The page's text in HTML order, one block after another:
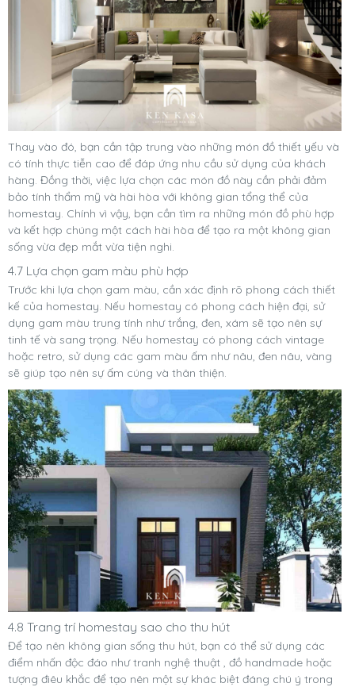
Thay vào đó, bạn cần tập trung vào những món đồ thiết yếu và
có tính thực tiễn cao để đáp ứng nhu cầu sử dụng của khách
hàng. Đồng thời, việc lựa chọn các món đồ này cần phải đảm
bảo tính thẩm mỹ và hài hòa với không gian tổng thể của
homestay. Chính vì vậy, bạn cần tìm ra những món đồ phù hợp
và kết hợp chúng một cách hài hòa để tạo ra một không gian
sống vừa đẹp mắt vừa tiện nghi.
4.7 Lựa chọn gam màu phù hợp
Trước khi lựa chọn gam màu, cần xác định rõ phong cách thiết
kế của homestay. Nếu homestay có phong cách hiện đại, sử
dụng gam màu trung tính như trắng, đen, xám sẽ tạo nên sự
tinh tế và sang trọng. Nếu homestay có phong cách vintage
hoặc retro, sử dụng các gam màu ấm như nâu, đen nâu, vàng
sẽ giúp tạo nên sự ấm cúng và thân thiện.
4.8 Trang trí homestay sao cho thu hút
Để tạo nên không gian sống thu hút, bạn có thể sử dụng các
điểm nhấn độc đáo như tranh nghệ thuật , đồ handmade hoặc
tượng điêu khắc để tạo nên một sự khác biệt đáng chú ý trong